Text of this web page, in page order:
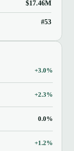
$17.46M
#53
+3.0%
+2.3%
0.0%
+1.2%